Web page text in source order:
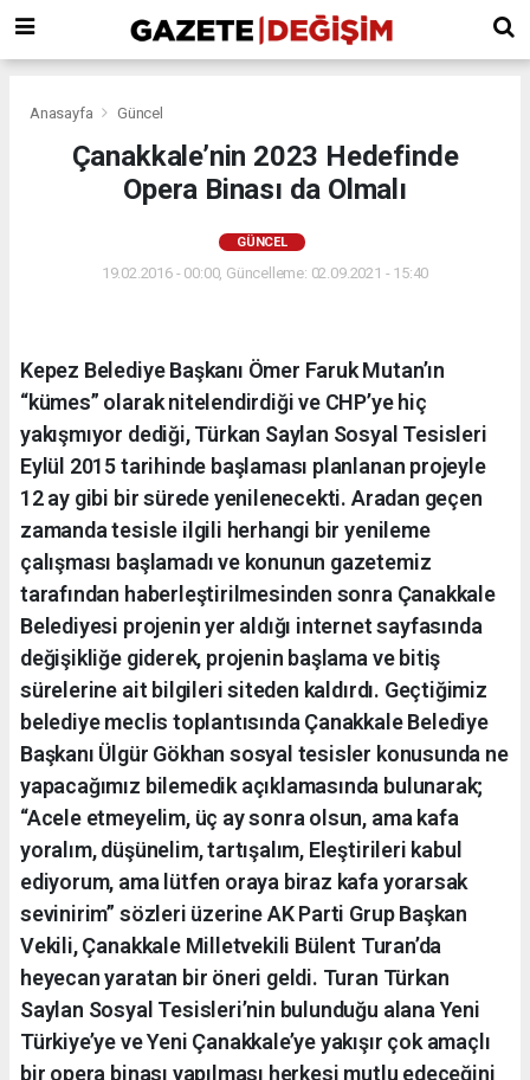
Anasayfa Güncel
Çanakkale’nin 2023 Hedefinde
Opera Binası da Olmalı
GÜNCEL
19.02.2016 - 00:00, Güncelleme: 02.09.2021 - 15:40
Kepez Belediye Başkanı Ömer Faruk Mutan’ın
“kümes” olarak nitelendirdiği ve CHP’ye hiç
yakışmıyor dediği, Türkan Saylan Sosyal Tesisleri
Eylül 2015 tarihinde başlaması planlanan projeyle
12 ay gibi bir sürede yenilenecekti. Aradan geçen
zamanda tesisle ilgili herhangi bir yenileme
çalışması başlamadı ve konunun gazetemiz
tarafından haberleştirilmesinden sonra Çanakkale
Belediyesi projenin yer aldığı internet sayfasında
değişikliğe giderek, projenin başlama ve bitiş
sürelerine ait bilgileri siteden kaldırdı. Geçtiğimiz
belediye meclis toplantısında Çanakkale Belediye
Başkanı Ülgür Gökhan sosyal tesisler konusunda ne
yapacağımız bilemedik açıklamasında bulunarak;
“Acele etmeyelim, üç ay sonra olsun, ama kafa
yoralım, düşünelim, tartışalım, Eleştirileri kabul
ediyorum, ama lütfen oraya biraz kafa yorarsak
sevinirim” sözleri üzerine AK Parti Grup Başkan
Vekili, Çanakkale Milletvekili Bülent Turan’da
heyecan yaratan bir öneri geldi. Turan Türkan
Saylan Sosyal Tesisleri’nin bulunduğu alana Yeni
Türkiye’ye ve Yeni Çanakkale’ye yakışır çok amaçlı
bir opera binası yapılması herkesi mutlu edeceğini